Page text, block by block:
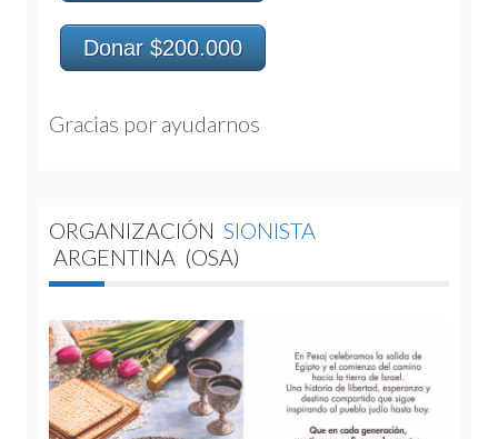
Donar $200.000
Gracias por ayudarnos
ORGANIZACIÓN SIONISTA
ARGENTINA (OSA)